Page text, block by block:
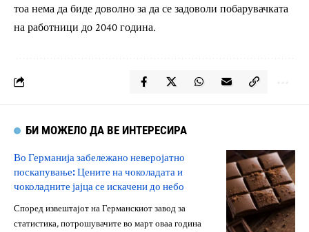
тоа нема да биде доволно за да се задоволи побарувачката
на работници до 2040 година.
БИ МОЖЕЛО ДА ВЕ ИНТЕРЕСИРА
Во Германија забележано неверојатно
поскапување: Цените на чоколадата и
чоколадните јајца се искачени до небо
Според извештајот на Германскиот завод за
статистика, потрошувачите во март оваа година